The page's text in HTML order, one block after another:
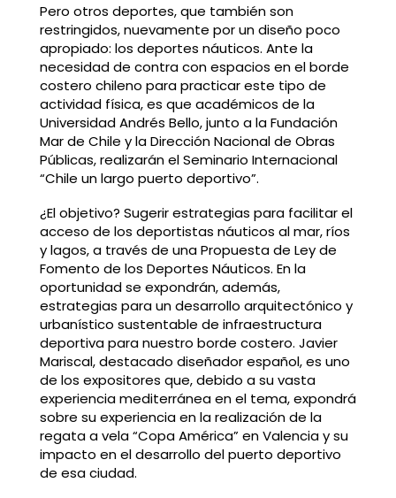
Pero otros deportes, que también son
restringidos, nuevamente por un diseño poco
apropiado: los deportes náuticos. Ante la
necesidad de contra con espacios en el borde
costero chileno para practicar este tipo de
actividad física, es que académicos de la
Universidad Andrés Bello, junto a la Fundación
Mar de Chile y la Dirección Nacional de Obras
Públicas, realizarán el Seminario Internacional
“Chile un largo puerto deportivo”.
¿El objetivo? Sugerir estrategias para facilitar el
acceso de los deportistas náuticos al mar, ríos
y lagos, a través de una Propuesta de Ley de
Fomento de los Deportes Náuticos. En la
oportunidad se expondrán, además,
estrategias para un desarrollo arquitectónico y
urbanístico sustentable de infraestructura
deportiva para nuestro borde costero. Javier
Mariscal, destacado diseñador español, es uno
de los expositores que, debido a su vasta
experiencia mediterránea en el tema, expondrá
sobre su experiencia en la realización de la
regata a vela “Copa América” en Valencia y su
impacto en el desarrollo del puerto deportivo
de esa ciudad.